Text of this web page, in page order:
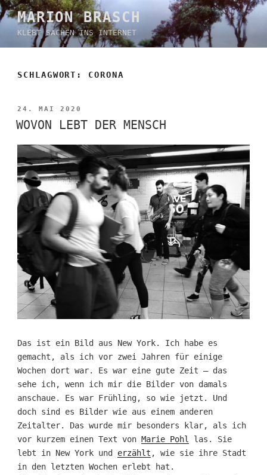
Zum
Inhalt
springen
MARION BRASCH
KLEBT SACHEN INS INTERNET
SCHLAGWORT: CORONA
VERÖFFENTLICHT
AM
24. MAI 2020
WOVON LEBT DER MENSCH
Das ist ein Bild aus New York. Ich habe es
gemacht, als ich vor zwei Jahren für einige
Wochen dort war. Es war eine gute Zeit – das
sehe ich, wenn ich mir die Bilder von damals
anschaue. Es war Frühling, so wie jetzt. Und
doch sind es Bilder wie aus einem anderen
Zeitalter. Das wurde mir besonders klar, als ich
vor kurzem einen Text von Marie Pohl
las. Sie
lebt in New York und erzählt , wie sie ihre Stadt
in den letzten Wochen erlebt hat.